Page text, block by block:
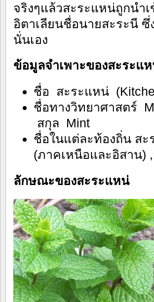
จริงๆแล้วสะระแหน่ถูกนำ
อิตาเลียนชื่อนายสะระนี
นั่นเอง
ข้อมูลจำเพาะของสะระแ
ชื่อ สะระแหน่
ชื่อทางวิทยาศาสตร์
สกุล Mint
ชื่อในแต่ละท้องถิ่น ส
(ภาคเหนือและอิสาน)
ลักษณะของสะระแหน่